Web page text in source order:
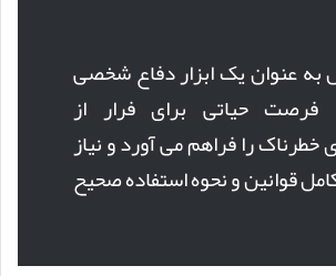
به عنوان یک ابزار دفاع شخصی
فرصت حیاتی برای فرار از
را فراهم می آورد و نیاز
قوانین و نحوه استفاده صحیح